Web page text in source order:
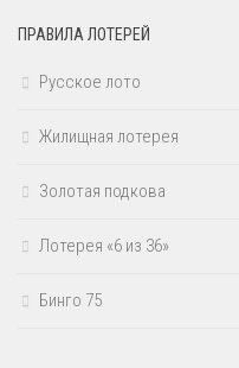
ПРАВИЛА ЛОТЕРЕЙ
Русское лото
Жилищная лотерея
Золотая подкова
Лотерея «6 из 36»
Бинго 75